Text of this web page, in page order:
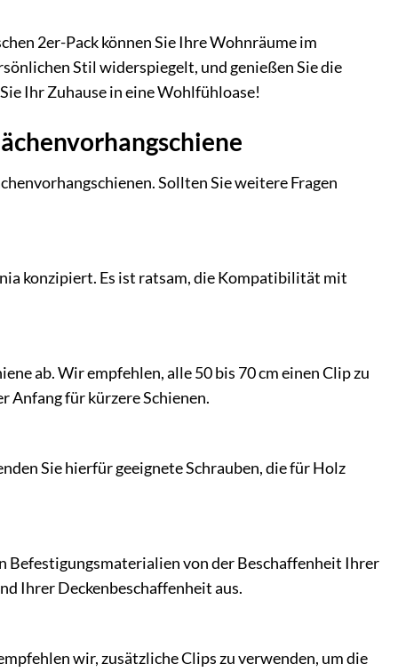
2er-Pack können Sie Ihre Wohnräume im
Stil widerspiegelt, und genießen Sie die
Ihr Zuhause in eine Wohlfühloase!
Sollten Sie weitere Fragen
konzipiert. Es ist ratsam, die Kompatibilität mit
ab. Wir empfehlen, alle 50 bis 70 cm einen Clip zu
Anfang für kürzere Schienen.
Sie hierfür geeignete Schrauben, die für Holz
Befestigungsmaterialien von der Beschaffenheit Ihrer
Ihrer Deckenbeschaffenheit aus.
wir, zusätzliche Clips zu verwenden, um die